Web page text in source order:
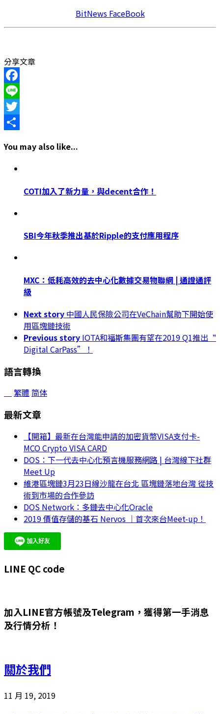
BitNews FaceBook
分享文章
Facebook
Line
Twitter
You may also like...
COTI加入了新力量，與decent合作！
SBI今年秋季推出基於Ripple的支付應用程序
MXC：低耗高效的去中心化數據交易物聯網 | 通證通評
級
Next story 中國人民保險公司在VeChain幫助下開始使
用區塊鏈技術
Previous story IOTA和福斯集團有望在2019 Q1推出“
Digital CarPass”！
語言轉換
繁體 简体
最新文章
【開箱】最新在台灣能申請的加密貨幣VISA支付卡-
MCO Crypto VISA CARD
DOS：下一代去中心化預言機服務網路 | 台灣線下社群
Meet Up
維港區塊鏈3月23日線沙龍在台北 區塊鏈落地台灣 從技
術到市場的合作參訪
DOS Network：多鏈去中心化Oracle
2019 價值存儲的基石 Nervos ｜首次來台Meet-up！
LINE QC code
加入LINE官方帳號及Telegram，獲得第一手消息
及行情分析！
關於我們
11 月 19, 2019